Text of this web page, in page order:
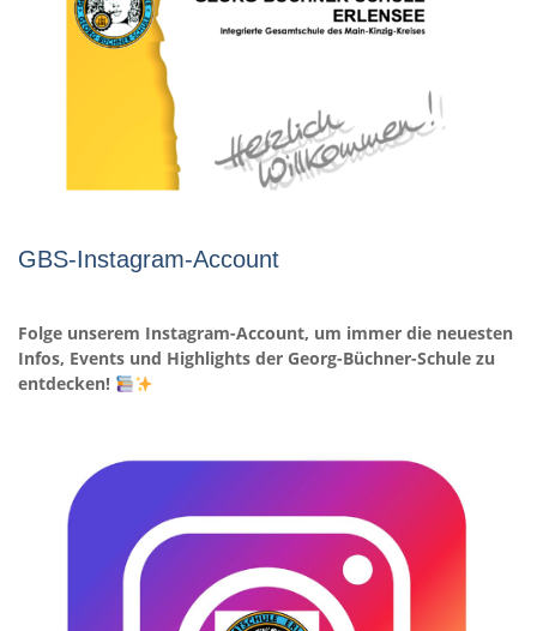
GBS-Instagram-Account
Folge unserem Instagram-Account, um immer die neuesten
Infos, Events und Highlights der Georg-Büchner-Schule zu
entdecken!